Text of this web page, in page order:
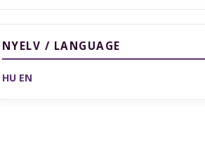
NYELV / LANGUAGE
HU EN